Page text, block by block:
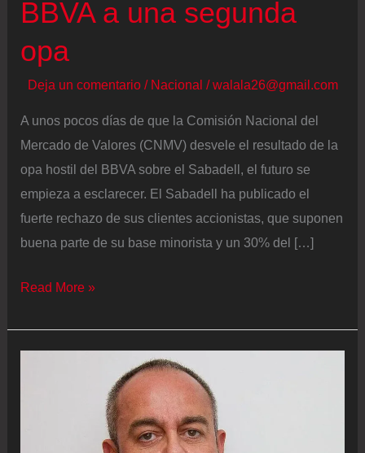
BBVA a una segunda
opa
Deja un comentario / Nacional /walala26@gmail.com
A unos pocos días de que la Comisión Nacional del
Mercado de Valores (CNMV) desvele el resultado de la
opa hostil del BBVA sobre el Sabadell, el futuro se
empieza a esclarecer. El Sabadell ha publicado el
fuerte rechazo de sus clientes accionistas, que suponen
buena parte de su base minorista y un 30% del […]
La
de
Read More »